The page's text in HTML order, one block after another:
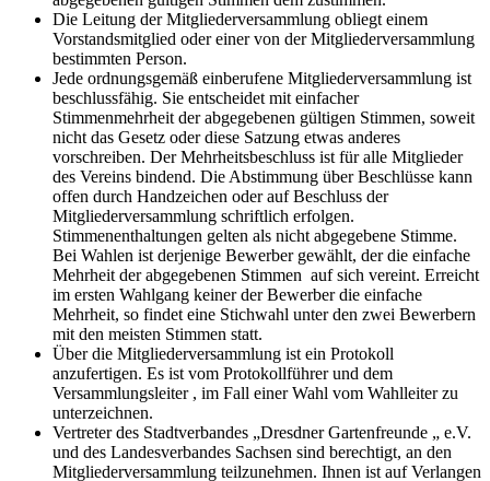
Die Leitung der Mitgliederversammlung obliegt einem
Vorstandsmitglied oder einer von der Mitgliederversammlung
bestimmten Person.
Jede ordnungsgemäß einberufene Mitgliederversammlung ist
beschlussfähig. Sie entscheidet mit einfacher
Stimmenmehrheit der abgegebenen gültigen Stimmen, soweit
nicht das Gesetz oder diese Satzung etwas anderes
vorschreiben. Der Mehrheitsbeschluss ist für alle Mitglieder
des Vereins bindend. Die Abstimmung über Beschlüsse kann
offen durch Handzeichen oder auf Beschluss der
Mitgliederversammlung schriftlich erfolgen.
Stimmenenthaltungen gelten als nicht abgegebene Stimme.
Bei Wahlen ist derjenige Bewerber gewählt, der die einfache
Mehrheit der abgegebenen Stimmen auf sich vereint. Erreicht
im ersten Wahlgang keiner der Bewerber die einfache
Mehrheit, so findet eine Stichwahl unter den zwei Bewerbern
mit den meisten Stimmen statt.
Über die Mitgliederversammlung ist ein Protokoll
anzufertigen. Es ist vom Protokollführer und dem
Versammlungsleiter , im Fall einer Wahl vom Wahlleiter zu
unterzeichnen.
Vertreter des Stadtverbandes „Dresdner Gartenfreunde „ e.V.
und des Landesverbandes Sachsen sind berechtigt, an den
Mitgliederversammlung teilzunehmen. Ihnen ist auf Verlangen